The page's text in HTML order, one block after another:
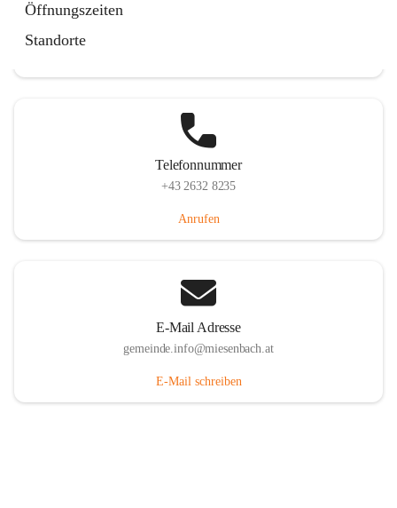
Öffnungszeiten
Standorte
Telefonnummer
+43 2632 8235
Anrufen
E-Mail Adresse
gemeinde.info@miesenbach.at
E-Mail schreiben